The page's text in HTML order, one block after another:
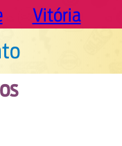
Vitória